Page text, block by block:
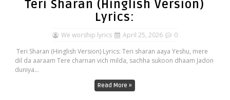
Teri Sharan (Hinglish Version)
Lyrics:
We worship lyrics April 25, 2026
0
Teri Sharan (Hinglish Version) Lyrics: Teri sharan aaya Yeshu, mere
dil da aaraam Tere charnan vich milda, sachha sukoon dhaam Jadon
duniya...
Read More »